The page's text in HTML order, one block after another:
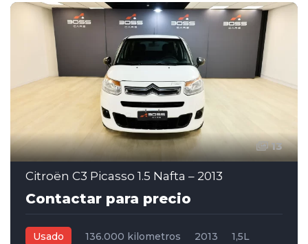
13
Citroën C3 Picasso 1.5 Nafta – 2013
Contactar para precio
Usado 136.000 kilometros 2013
1,5L